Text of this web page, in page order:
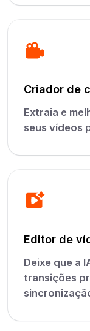
Criador de
Extraia e
seus vídeos
Editor de
Deixe que a
transições